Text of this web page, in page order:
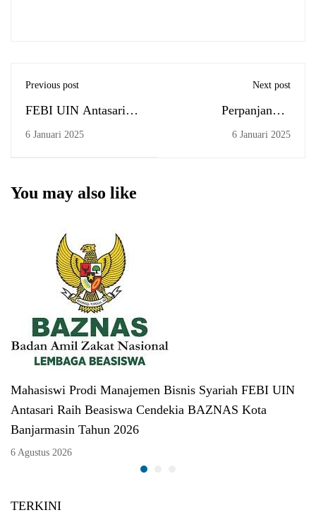
Previous post
FEBI UIN Antasari
Resmi Buka Prodi S-1
Zaman
6 Januari 2025
Next post
Perpanjangan
Pendaftaran Sidang
6 Januari 2025
You may also like
Mahasiswi Prodi Manajemen Bisnis Syariah FEBI UIN
Antasari Raih Beasiswa Cendekia BAZNAS Kota
Banjarmasin Tahun 2026
6 Agustus 2026
TERKINI